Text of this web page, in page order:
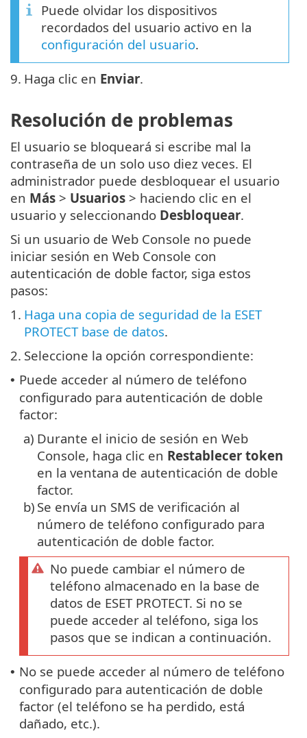
Puede olvidar los dispositivos
recordados del usuario activo en la
configuración del usuario.
9. Haga clic en Enviar.
Resolución de problemas
El usuario se bloqueará si escribe mal la
contraseña de un solo uso diez veces. El
administrador puede desbloquear el usuario
en Más > Usuarios > haciendo clic en el
usuario y seleccionando Desbloquear.
Si un usuario de Web Console no puede
iniciar sesión en Web Console con
autenticación de doble factor, siga estos
pasos:
1. Haga una copia de seguridad de la ESET
PROTECT base de datos.
2. Seleccione la opción correspondiente:
• Puede acceder al número de teléfono
configurado para autenticación de doble
factor:
a) Durante el inicio de sesión en Web
Console, haga clic en Restablecer token
en la ventana de autenticación de doble
factor.
b) Se envía un SMS de verificación al
número de teléfono configurado para
autenticación de doble factor.
No puede cambiar el número de
teléfono almacenado en la base de
datos de ESET PROTECT. Si no se
puede acceder al teléfono, siga los
pasos que se indican a continuación.
• No se puede acceder al número de teléfono
configurado para autenticación de doble
factor (el teléfono se ha perdido, está
dañado, etc.).